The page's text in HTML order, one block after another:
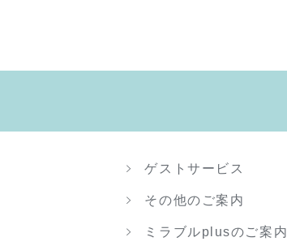
ゲストサービス
その他のご案内
ミラブルplusのご案